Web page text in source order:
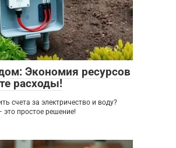
0
Экономия ресурсов
расходы!
счета за электричество и воду?
простое решение!